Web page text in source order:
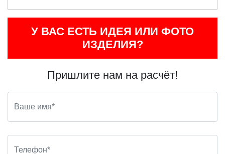
У ВАС ЕСТЬ ИДЕЯ ИЛИ ФОТО
ИЗДЕЛИЯ?
Пришлите нам на расчёт!